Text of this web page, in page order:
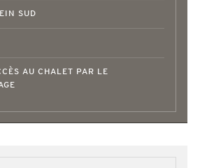
SUD
AU CHALET PAR LE